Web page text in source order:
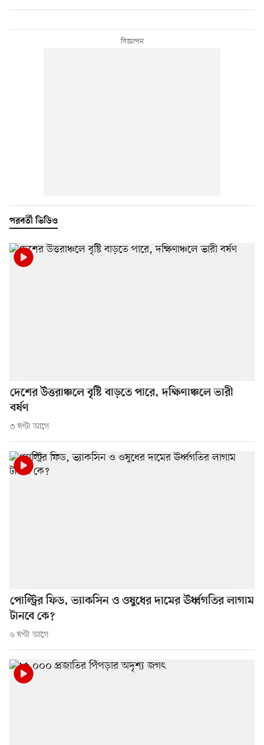
পরবর্তী ভিডিও
দেশের উত্তরাঞ্চলে বৃষ্টি বাড়তে পারে, দক্ষিণাঞ্চলে ভারী
বর্ষণ
৩ ঘণ্টা আগে
পোল্ট্রির ফিড, ভ্যাকসিন ও ওষুধের দামের ঊর্ধ্বগতির লাগাম
টানবে কে?
৬ ঘণ্টা আগে